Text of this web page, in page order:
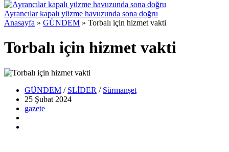
Ayrancılar kapalı yüzme havuzunda sona doğru
Anasayfa » GÜNDEM » Torbalı için hizmet vakti
Torbalı için hizmet vakti
GÜNDEM / SLİDER / Sürmanşet
25 Şubat 2024
gazete